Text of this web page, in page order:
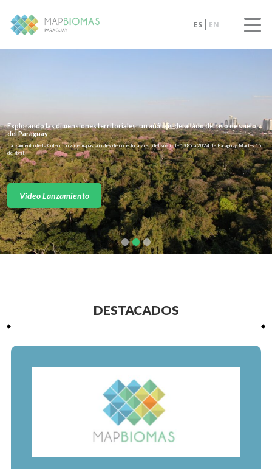
ES EN
Explorando las dimensiones territoriales: un análisis detallado del uso de suelo
del Paraguay
Lanzamiento de la Colección 2 de mapas anuales de cobertura y uso del suelo de 1985 a 2024 de Paraguay. Martes 15
de abril
Video Lanzamiento
DESTACADOS